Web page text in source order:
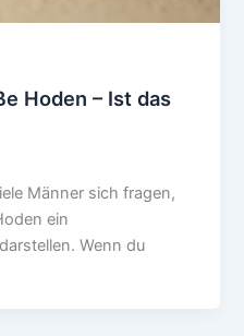
Hoden – Ist das
Männer sich fragen,
ein
Wenn du